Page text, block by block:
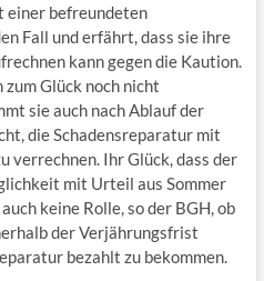
einer befreundeten
Fall und erfährt, dass sie ihre
kann gegen die Kaution.
Glück noch nicht
sie auch nach Ablauf der
die Schadensreparatur mit
verrechnen. Ihr Glück, dass der
mit Urteil aus Sommer
keine Rolle, so der BGH, ob
der Verjährungsfrist
bezahlt zu bekommen.